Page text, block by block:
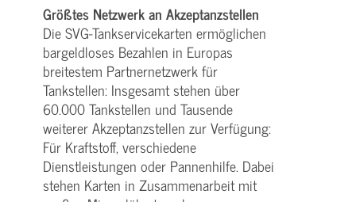
Größtes Netzwerk an Akzeptanzstellen
Die SVG-Tankservicekarten ermöglichen
bargeldloses Bezahlen in Europas
breitestem Partnernetzwerk für
Tankstellen: Insgesamt stehen über
60.000 Tankstellen und Tausende
weiterer Akzeptanzstellen zur Verfügung:
Für Kraftstoff, verschiedene
Dienstleistungen oder Pannenhilfe. Dabei
stehen Karten in Zusammenarbeit mit